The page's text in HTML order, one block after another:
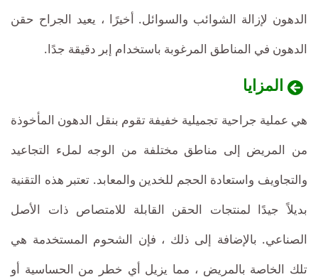
الدهون لإزالة الشوائب والسوائل. أخيرًا ، يعيد الجراح حقن
الدهون في المناطق المرغوبة باستخدام إبر دقيقة جدًا.
المزايا
هي عملية جراحية تجميلية خفيفة تقوم بنقل الدهون المأخوذة
من المريض إلى مناطق مختلفة من الوجه لملء التجاعيد
والتجاويف واستعادة الحجم للخدين والمعابد. تعتبر هذه التقنية
بديلاً جيدًا لمنتجات الحقن القابلة للامتصاص ذات الأصل
الصناعي. بالإضافة إلى ذلك ، فإن الشحوم المستخدمة هي
تلك الخاصة بالمريض ، مما يزيل أي خطر من الحساسية أو